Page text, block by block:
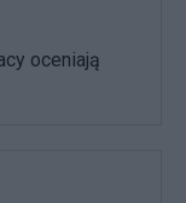
oceniają